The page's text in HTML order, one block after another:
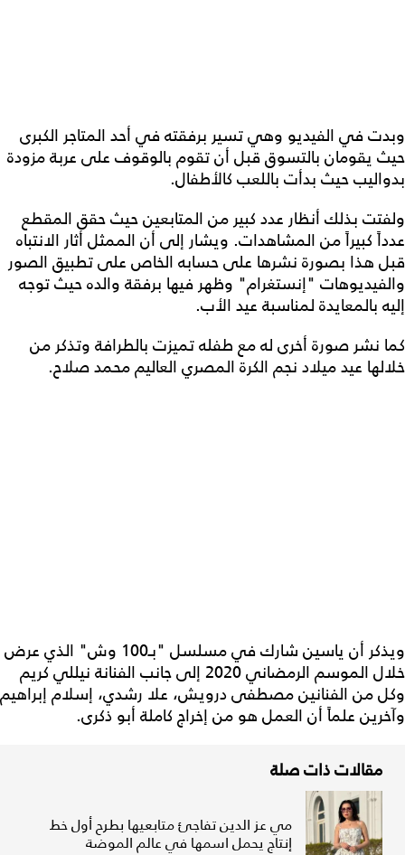
وبدت في الفيديو وهي تسير برفقته في أحد المتاجر الكبرى
حيث يقومان بالتسوق قبل أن تقوم بالوقوف على عربة مزودة
بدواليب حيث بدأت باللعب كالأطفال.
ولفتت بذلك أنظار عدد كبير من المتابعين حيث حقق المقطع
عدداً كبيراً من المشاهدات. ويشار إلى أن الممثل أثار الانتباه
قبل هذا بصورة نشرها على حسابه الخاص على تطبيق الصور
والفيديوهات "إنستغرام" وظهر فيها برفقة والده حيث توجه
إليه بالمعايدة لمناسبة عيد الأب.
كما نشر صورة أخرى له مع طفله تميزت بالطرافة وتذكر من
خلالها عيد ميلاد نجم الكرة المصري العاليم محمد صلاح.
ويذكر أن ياسين شارك في مسلسل "بـ100 وش" الذي عرض
خلال الموسم الرمضاني 2020 إلى جانب الفنانة نيللي كريم
وكل من الفنانين مصطفى درويش، علا رشدي، إسلام إبراهيم
وآخرين علماً أن العمل هو من إخراج كاملة أبو ذكرى.
مقالات ذات صلة
مي عز الدين تفاجئ متابعيها بطرح أول خط
إنتاج يحمل اسمها في عالم الموضة